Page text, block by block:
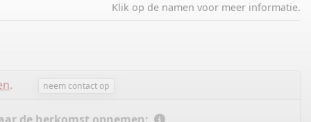
Klik op de namen voor meer informatie.
. neem contact op